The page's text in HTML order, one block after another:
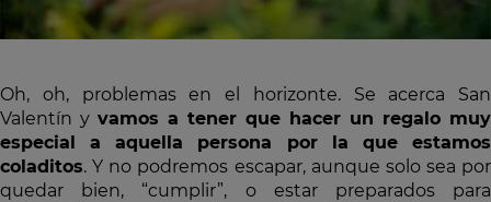
Oh, oh, problemas en el horizonte. Se acerca San
Valentín y vamos a tener que hacer un regalo muy
especial a aquella persona por la que estamos
coladitos. Y no podremos escapar, aunque solo sea por
quedar bien, “cumplir”, o estar preparados para